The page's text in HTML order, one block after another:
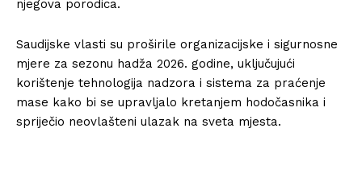
njegova porodica.
Saudijske vlasti su proširile organizacijske i sigurnosne
mjere za sezonu hadža 2026. godine, uključujući
korištenje tehnologija nadzora i sistema za praćenje
mase kako bi se upravljalo kretanjem hodočasnika i
spriječio neovlašteni ulazak na sveta mjesta.